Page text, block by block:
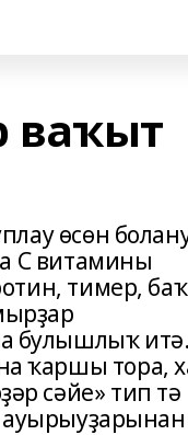
ваҡыт
өсөн
С витамины
тимер,
булышлыҡ
ҡаршы тора,
сәйе» тип тә
ауырыуҙарынан